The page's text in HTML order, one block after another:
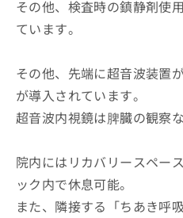
その他、検査時の鎮静剤使
ています。
その他、先端に超音波装置
が導入されています。
超音波内視鏡は脾臓の観察
院内にはリカバリースペー
ック内で休息可能。
また、隣接する「ちあき呼